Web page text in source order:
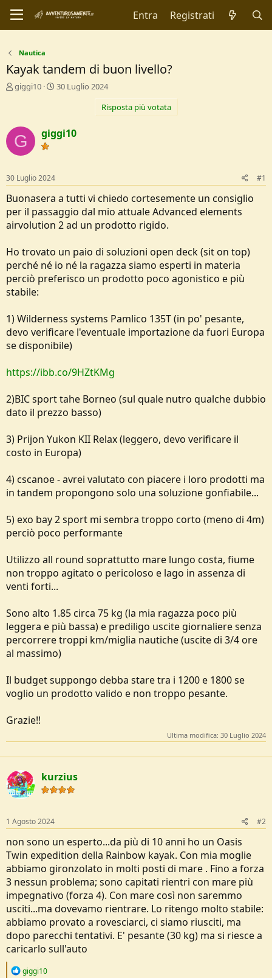
Entra Registrati
Nautica
Kayak tandem di buon livello?
C
t
o
r
D
i
s
u
s
i
o
n
e
giggi10
D
d
i
z
30 Luglio 2024
Risposta più votata
G giggi10
30 Luglio 2024 #1
Buonasera a tutti vi chiedo cortesemente un consiglio
per il passaggio dal mio attuale Advanced elements
airvolution 2 ad un prodotto rigido.
Ho trovato un paio di soluzioni open deck (sit on top)
perché né io né la ragazza siamo esperti in materia
perciò preferisco un prodotto poco agonistico e più
stabile:
1) Wilderness systems Pamlico 135T (in po' pesante,
devo verificare l'eventuale importazione da fuori Europa
se disponibile)
https://ibb.co/9HZtKMg
2)BIC sport tahe Borneo (sul quale nutro qualche dubbio
dato il prezzo basso)
3) Prijon Yukon KII Relax (leggero, devo verificare il
costo in Europa)
4) cscanoe - avrei valutato con piacere i loro prodotti ma
in tandem propongono solo una soluzione gonfiabile...
5) exo bay 2 sport mi sembra troppo corto (meno di 4m)
perciò poco performante
Utilizzo all round soprattutto mare lungo costa, fiume
non troppo agitato o pericoloso e lago in assenza di
venti forti...
Sono alto 1.85 circa 75 kg (la mia ragazza poco più
leggera e più bassa) e prediligo uscite giornaliere senza
percorrere troppi km/miglia nautiche (uscite di 3/4 ore
al massimo)
Il budget suppongo debba stare tra i 1200 e 1800 se
voglio un prodotto valido e non troppo pesante.
Grazie!!
Ultima modifica: 30 Luglio 2024
kurzius
1 Agosto 2024 #2
non sono un esperto...da più di 10 anni ho un Oasis
Twin expedition della Rainbow kayak. Con mia moglie
abbiamo gironzolato in molti posti di mare . Fino a forza
3 nessun problema; sono capitati rientri con mare più
impegnativo (forza 4). Con mare così non saremmo
usciti...ma dovevamo rientrare. Lo ritengo molto stabile:
abbiamo provato a rovesciarci, ci siamo riusciti, ma
dopo parecchi tentativi. E' pesante (30 kg) ma si riesce a
caricarlo sull'auto
R
giggi10